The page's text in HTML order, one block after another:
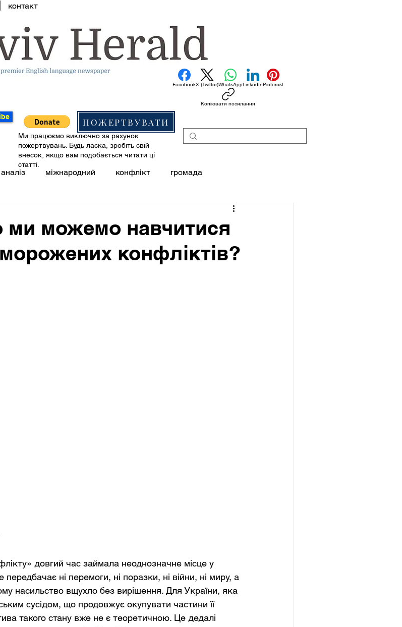
контакт
ПОЖЕРТВУВАТИ
FacebookX (Twitter)WhatsAppLinkedInPinterest
Копіювати посилання
Ми працюємо виключно за рахунок
пожертвувань. Будь ласка, зробіть свій
внесок, якщо вам подобається читати ці
статті.
аналіз міжнародний конфлікт громада
ми можемо навчитися
конфліктів?
довгий час займала неоднозначне місце у
передбачає ні перемоги, ні поразки, ні війни, ні миру, а
насильство вщухло без вирішення. Для України, яка
сусідом, що продовжує окупувати частини її
такого стану вже не є теоретичною. Це дедалі